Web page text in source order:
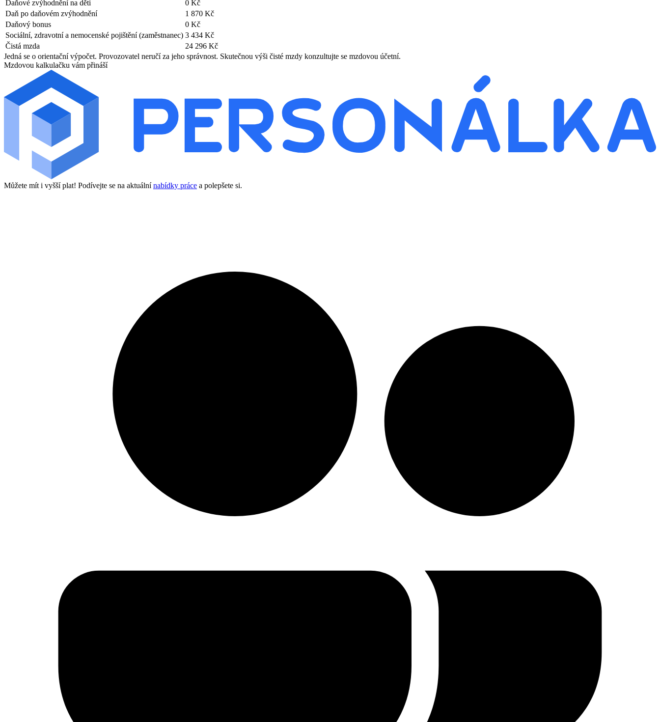
Daňové zvýhodnění na děti
0 Kč
Daň po daňovém zvýhodnění
1 870 Kč
Daňový bonus
0 Kč
Sociální, zdravotní a nemocenské pojištění (zaměstnanec) 3 434 Kč
Čistá mzda
24 296 Kč
Jedná se o orientační výpočet. Provozovatel neručí za jeho správnost. Skutečnou výši čisté mzdy konzultujte se mzdovou účetní.
Mzdovou kalkulačku vám přináší
Můžete mít i vyšší plat! Podívejte se na aktuálnínabídky práce a polepšete si.